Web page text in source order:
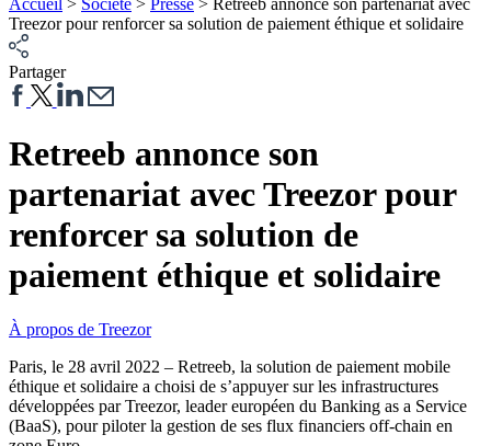
Accueil > Société > Presse > Retreeb annonce son partenariat avec
Treezor pour renforcer sa solution de paiement éthique et solidaire
Partager
Retreeb annonce son
partenariat avec Treezor pour
renforcer sa solution de
paiement éthique et solidaire
À propos de Treezor
Paris, le 28 avril 2022 – Retreeb, la solution de paiement mobile
éthique et solidaire a choisi de s’appuyer sur les infrastructures
développées par Treezor, leader européen du Banking as a Service
(BaaS), pour piloter la gestion de ses flux financiers off-chain en